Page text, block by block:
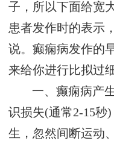
子，所以下面给宽
患者发作时的表示
说。癫痫病发作的
来给你进行比拟过
一、癫痫病产
识损失(通常2-15秒
生，忽然间断运动